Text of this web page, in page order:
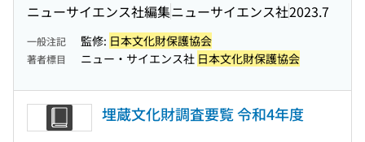
ニューサイエンス社編集ニューサイエンス社2023.7
一般注記 監修: 日本文化財保護協会
著者標目 ニュー・サイエンス社 日本文化財保護協会
埋蔵文化財調査要覧 令和4年度